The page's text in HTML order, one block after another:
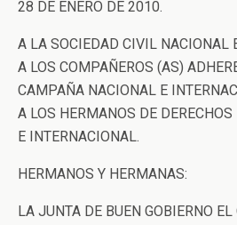
28 DE ENERO DE 2010.
A LA SOCIEDAD CIVIL NACIONAL
A LOS COMPAÑEROS (AS)
CAMPAÑA NACIONAL E
A LOS HERMANOS DE
E INTERNACIONAL.
HERMANOS Y HERMANAS:
LA JUNTA DE BUEN GOBIERNO